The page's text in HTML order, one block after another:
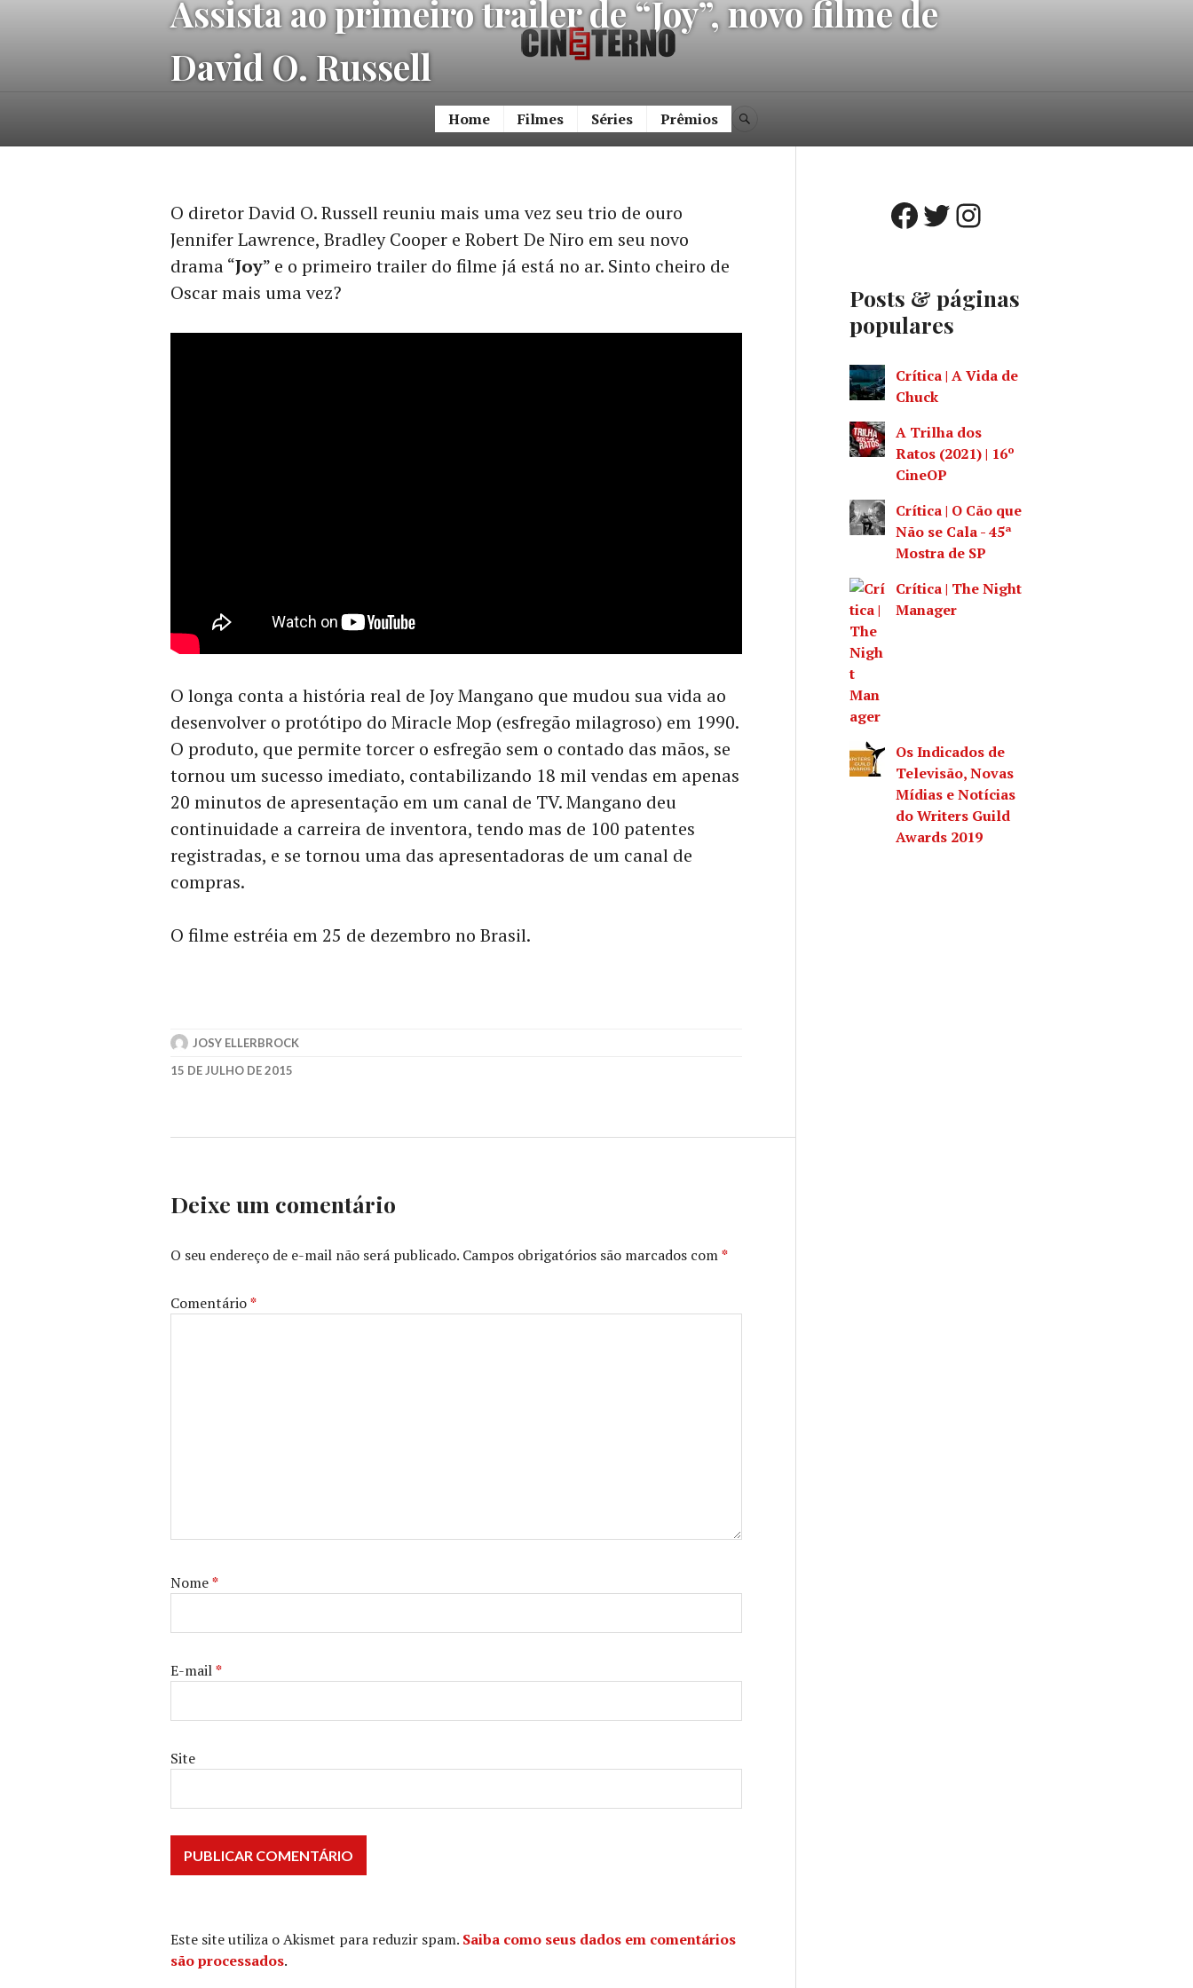
Cine Eterno
Home Filmes Séries Prêmios
Assista ao primeiro trailer de “Joy”, novo filme de
David O. Russell
O diretor David O. Russell reuniu mais uma vez seu trio de ouro
Jennifer Lawrence, Bradley Cooper e Robert De Niro em seu novo
drama “Joy” e o primeiro trailer do filme já está no ar. Sinto cheiro de
Oscar mais uma vez?
O longa conta a história real de Joy Mangano que mudou sua vida ao
desenvolver o protótipo do Miracle Mop (esfregão milagroso) em 1990.
O produto, que permite torcer o esfregão sem o contado das mãos, se
tornou um sucesso imediato, contabilizando 18 mil vendas em apenas
20 minutos de apresentação em um canal de TV. Mangano deu
continuidade a carreira de inventora, tendo mas de 100 patentes
registradas, e se tornou uma das apresentadoras de um canal de
compras.
O filme estréia em 25 de dezembro no Brasil.
JOSY ELLERBROCK
15 DE JULHO DE 2015
DAVID
LAWRENCE
ROBERT
TRAILER
Deixe um comentário
O seu endereço de e-mail não será publicado. Campos obrigatórios são marcados com*
Comentário*
Nome*
E-mail*
Site
Este site utiliza o Akismet para reduzir spam. Saiba como seus dados em comentários
são processados.
Facebook Twitter Instagram
Posts & páginas
populares
Crítica | A Vida de
Chuck
A Trilha dos
Ratos (2021) | 16º
CineOP
Crítica | O Cão que
Não se Cala - 45ª
Mostra de SP
Crítica | The Night
Manager
Os Indicados de
Televisão, Novas
Mídias e Notícias
do Writers Guild
Awards 2019